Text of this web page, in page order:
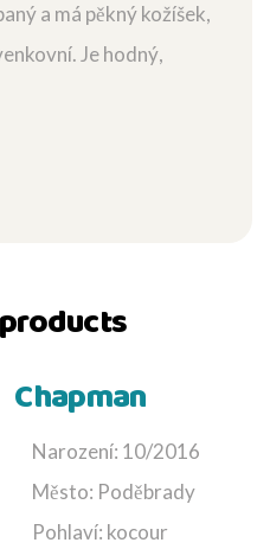
a má pěkný kožíšek,
Je hodný,
Chapman
Narození: 10/2016
Město: Poděbrady
Pohlaví: kocour